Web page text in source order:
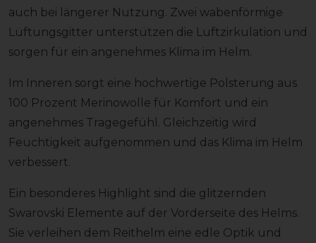
auch bei längerer Nutzung. Zwei wabenförmige
Lüftungsgitter unterstützen die Luftzirkulation und
sorgen für ein angenehmes Klima im Helm.
Im Inneren sorgt eine hochwertige Polsterung aus
100 Prozent Merinowolle für Komfort und ein
angenehmes Tragegefühl. Gleichzeitig wird
Feuchtigkeit aufgenommen und das Klima im Helm
verbessert.
Ein besonderes Highlight sind die glitzernden
Swarovski Elemente auf der Vorderseite des Helms.
Sie verleihen dem Reithelm eine edle Optik und